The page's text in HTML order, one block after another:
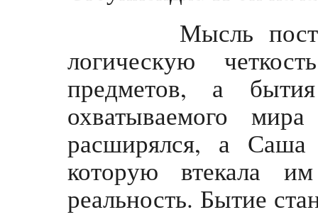
Мысль
логическую
предметов, а
охватываемого
расширялся, а
которую втекала
реальность. Бытие